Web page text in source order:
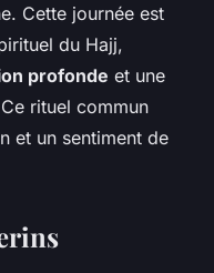
Cette journée est
du Hajj,
profonde et une
rituel commun
et un sentiment de